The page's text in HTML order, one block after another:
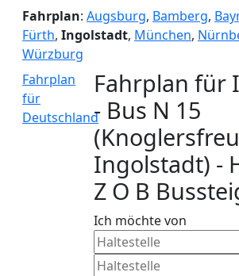
Fahrplan: Augsburg, Bamberg,
Fürth, Ingolstadt, München,
Würzburg
Fahrplan
für
Deutschland
Fahrplan für
- Bus N 15
Ingolstadt) -
Z O B
Ich möchte von